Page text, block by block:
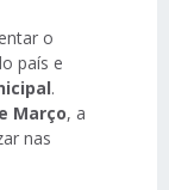
o
país e
.
Março, a
nas